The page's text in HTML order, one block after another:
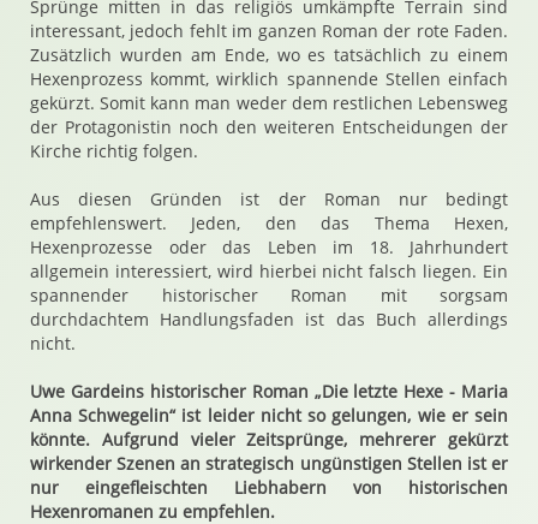
Sprünge mitten in das religiös umkämpfte Terrain sind
interessant, jedoch fehlt im ganzen Roman der rote Faden.
Zusätzlich wurden am Ende, wo es tatsächlich zu einem
Hexenprozess kommt, wirklich spannende Stellen einfach
gekürzt. Somit kann man weder dem restlichen Lebensweg
der Protagonistin noch den weiteren Entscheidungen der
Kirche richtig folgen.
Aus diesen Gründen ist der Roman nur bedingt
empfehlenswert. Jeden, den das Thema Hexen,
Hexenprozesse oder das Leben im 18. Jahrhundert
allgemein interessiert, wird hierbei nicht falsch liegen. Ein
spannender historischer Roman mit sorgsam
durchdachtem Handlungsfaden ist das Buch allerdings
nicht.
Uwe Gardeins historischer Roman „Die letzte Hexe - Maria
Anna Schwegelin“ ist leider nicht so gelungen, wie er sein
könnte. Aufgrund vieler Zeitsprünge, mehrerer gekürzt
wirkender Szenen an strategisch ungünstigen Stellen ist er
nur eingefleischten Liebhabern von historischen
Hexenromanen zu empfehlen.